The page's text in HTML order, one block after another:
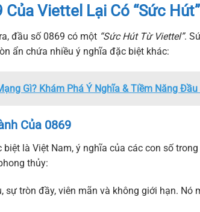
Viettel Lại Có “Sức
đầu số 0869 có một “Sức Hút Từ Viettel”.
ẩn chứa nhiều ý nghĩa đặc biệt khác:
Gì? Khám Phá Ý Nghĩa & Tiềm Năng
Của 0869
là Việt Nam, ý nghĩa của các con số
thủy:
tròn đầy, viên mãn và không giới hạn. Nó